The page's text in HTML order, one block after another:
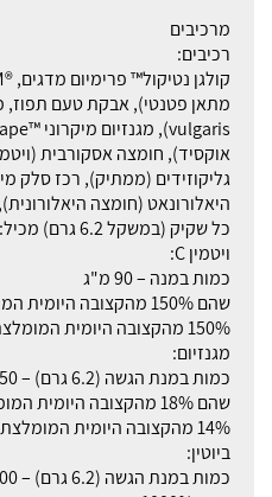
מרכיבים
רכיבים:
היאלורונאט (חומצה היאלורונית),
כל שקיק (במשקל 6.2 גרם) מכיל:
ויטמין C:
כמות במנה – 90 מ"ג
150% מהקצובה היומית המומלצת לגברים בגילאי 25-50
מגנזיום:
כמות במנת הגשה (6.2 גרם) – 50 מ״ג
14% מהקצובה היומית המומלצת לגברים בגילאי 25-50
ביוטין:
כמות במנת הגשה (6.2 גרם) – 1000 מק״ג